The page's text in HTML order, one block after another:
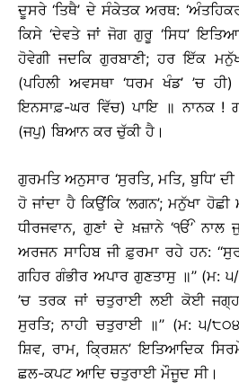
ਦੂਸਰੇ ‘ਤਿਥੈ’ ਦੇ ਸੰਕੇਤਕ ਅਰਥ:
ਕਿਸੇ ‘ਦੇਵਤੇ ਜਾਂ ਜੋਗ ਗੁਰੂ ‘ਸਿਧ’
ਹੋਵੇਗੀ ਜਦਕਿ ਗੁਰਬਾਣੀ; ਹਰ ਇੱਕ
(ਪਹਿਲੀ ਅਵਸਥਾ ‘ਧਰਮ ਖੰਡ’ ’ਚ
ਇਨਸਾਫ਼-ਘਰ ਵਿੱਚ) ਪਾਇ ॥ ਨਾਨਕ !
(ਜਪੁ) ਬਿਆਨ ਕਰ ਚੁੱਕੀ ਹੈ।
ਗੁਰਮਤਿ ਅਨੁਸਾਰ ‘ਸੁਰਤਿ, ਮਤਿ, ਬੁਧਿ’
ਹੋ ਜਾਂਦਾ ਹੈ ਕਿਉਂਕਿ ‘ਲਗਨ’; ਮਨੁੱਖਾ
ਧੀਰਜਵਾਨ, ਗੁਣਾਂ ਦੇ ਖ਼ਜ਼ਾਨੇ ‘ੴ’ ਨਾਲ
ਅਰਜਨ ਸਾਹਿਬ ਜੀ ਫ਼ੁਰਮਾ ਰਹੇ ਹਨ:
ਗਹਿਰ ਗੰਭੀਰ ਅਪਾਰ ਗੁਣਤਾਸੁ ॥’’ (ਮ:
’ਚ ਤਰਕ ਜਾਂ ਚਤੁਰਾਈ ਲਈ ਕੋਈ ਜਗ੍ਹਾ
ਸੁਰਤਿ; ਨਾਹੀ ਚਤੁਰਾਈ ॥’’ (ਮ: ੫/
ਸ਼ਿਵ, ਰਾਮ, ਕ੍ਰਿਸ਼ਨ’ ਇਤਿਆਦਿਕ
ਛਲ-ਕਪਟ ਆਦਿ ਚਤੁਰਾਈ ਮੌਜੂਦ ਸੀ।